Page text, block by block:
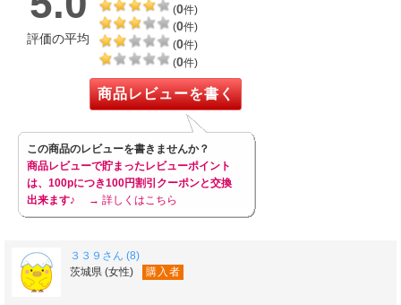
評価の平均
(0件)
(0件)
(0件)
(0件)
商品レビューを書く
この商品のレビューを書きませんか？
商品レビューで貯まったレビューポイント
は、100pにつき100円割引クーポンと交換
出来ます♪
→ 詳しくはこちら
３３９さん (8)
茨城県 (女性)
購入者